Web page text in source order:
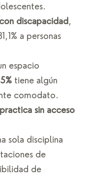
discapacidad,
a personas
espacio
tiene algún
comodato.
sin acceso
sola disciplina
de
de